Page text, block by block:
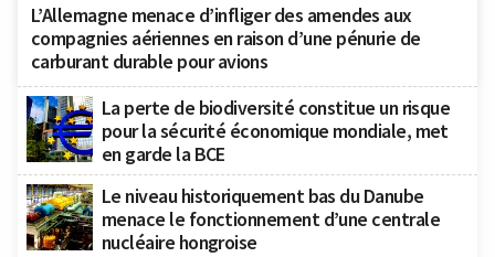
L’Allemagne menace d’infliger des amendes aux
compagnies aériennes en raison d’une pénurie de
carburant durable pour avions
La perte de biodiversité constitue un risque
pour la sécurité économique mondiale, met
en garde la BCE
Le niveau historiquement bas du Danube
menace le fonctionnement d’une centrale
nucléaire hongroise